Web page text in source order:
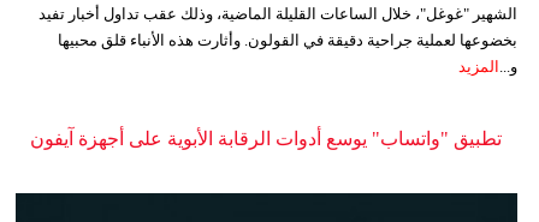
الشهير "غوغل"، خلال الساعات القليلة الماضية، وذلك عقب تداول أخبار تفيد
بخضوعها لعملية جراحية دقيقة في القولون. وأثارت هذه الأنباء قلق محبيها
و...
المزيد
تطبيق "واتساب" يوسع أدوات الرقابة الأبوية على أجهزة آيفون